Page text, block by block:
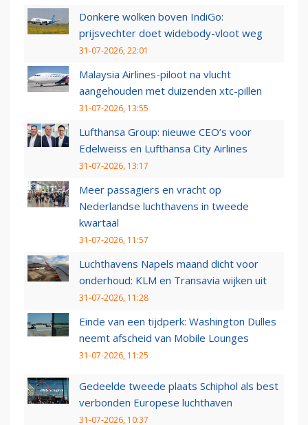
Donkere wolken boven IndiGo:
prijsvechter doet widebody-vloot weg
31-07-2026, 22:01
Malaysia Airlines-piloot na vlucht
aangehouden met duizenden xtc-pillen
31-07-2026, 13:55
Lufthansa Group: nieuwe CEO’s voor
Edelweiss en Lufthansa City Airlines
31-07-2026, 13:17
Meer passagiers en vracht op
Nederlandse luchthavens in tweede
kwartaal
31-07-2026, 11:57
Luchthavens Napels maand dicht voor
onderhoud: KLM en Transavia wijken uit
31-07-2026, 11:28
Einde van een tijdperk: Washington Dulles
neemt afscheid van Mobile Lounges
31-07-2026, 11:25
Gedeelde tweede plaats Schiphol als best
verbonden Europese luchthaven
31-07-2026, 10:37